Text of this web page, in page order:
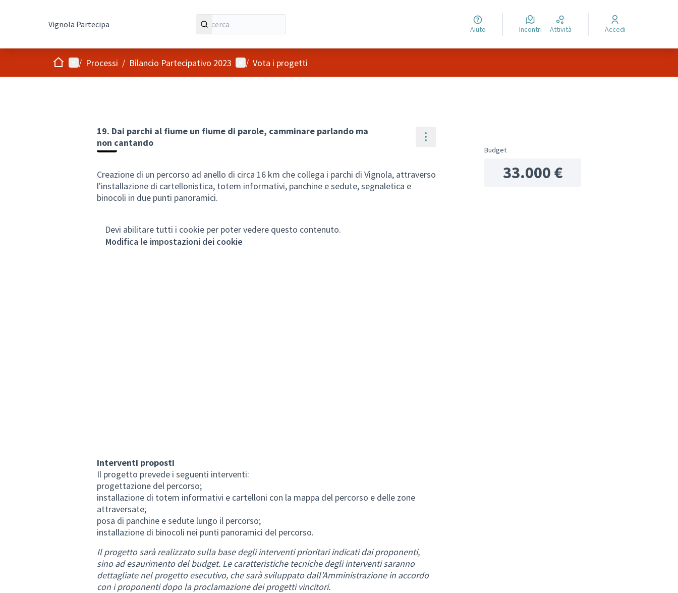
Vignola Partecipa Aiuto Incontri Attività Accedi
HomeMenù principale
/ Processi / Bilancio Partecipativo 2023 Menù utente
/ Vota i progetti
19. Dai parchi al fiume un fiume di parole, camminare parlando ma
non cantando
Controlli delle risorse
Creazione di un percorso ad anello di circa 16 km che collega i parchi di Vignola, attraverso
l'installazione di cartellonistica, totem informativi, panchine e sedute, segnaletica e
binocoli in due punti panoramici.
Devi abilitare tutti i cookie per poter vedere questo contenuto.
Modifica le impostazioni dei cookie
Interventi proposti
Il progetto prevede i seguenti interventi:
progettazione del percorso;
installazione di totem informativi e cartelloni con la mappa del percorso e delle zone
attraversate;
posa di panchine e sedute lungo il percorso;
installazione di binocoli nei punti panoramici del percorso.
Il progetto sarà realizzato sulla base degli interventi prioritari indicati dai proponenti,
sino ad esaurimento del budget. Le caratteristiche tecniche degli interventi saranno
dettagliate nel progetto esecutivo, che sarà sviluppato dall’Amministrazione in accordo
con i proponenti dopo la proclamazione dei progetti vincitori.
Budget
33.000 €